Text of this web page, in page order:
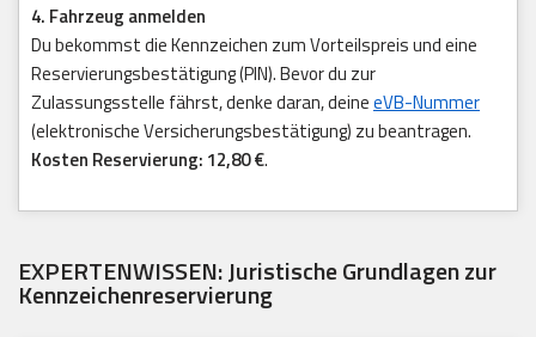
4. Fahrzeug anmelden
Du bekommst die Kennzeichen zum Vorteilspreis und eine
Reservierungsbestätigung (PIN). Bevor du zur
Zulassungsstelle fährst, denke daran, deineeVB-Nummer
(elektronische Versicherungsbestätigung) zu beantragen.
Kosten Reservierung: 12,80 €.
EXPERTENWISSEN: Juristische Grundlagen zur
Kennzeichenreservierung